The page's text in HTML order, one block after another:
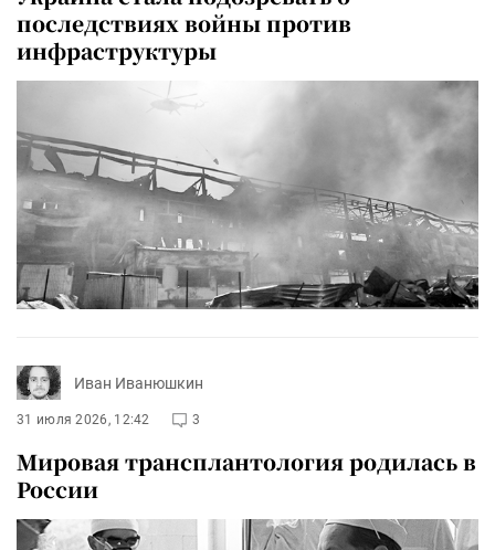
последствиях войны против
инфраструктуры
Иван Иванюшкин
31 июля 2026, 12:42 3
Мировая трансплантология родилась в
России